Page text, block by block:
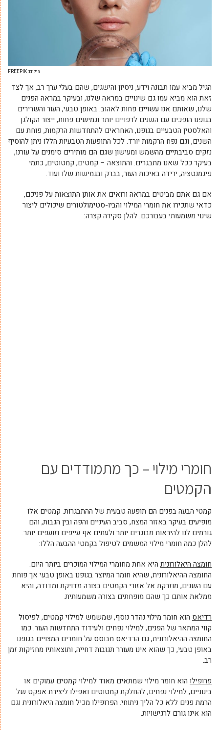
צילום: FREEPIK
הגיל מביא עמו תבונה וידע, ניסיון והישגים, שהם בעלי ערך רב, אך לצד
זאת הוא מביא עמו גם שינויים במראה שלנו, ובעיקר במראה הפנים
שלנו, שאותם אנו עשויים פחות לאהוב. באופן טבעי, העור והשרירים
בגופנו הופכים עם השנים לרפויים יותר וגמישים פחות, ייצור הקולגן
והאלסטין הטבעיים בגופנו, האחראים להתחדשות הרקמות, פוחת עם
השנים, וגם נפח הרקמות יורד. לכל התופעות הטבעיות הללו ניתן להוסיף
נזקים סביבתיים מהשמש ומעישון שגם הם מותירים סימנים על עורנו,
בעיקר ככל שאנו מתבגרים. והתוצאה – קמטים, קמטוטים, כתמי
פיגמנטציה, ירידה באיכות העור, בברק ובגמישות שלו ועוד.
אם גם אתם מביטים במראה ורואים את אותן התוצאות על פניכם,
כדאי שתכירו את חומרי המילוי והביו-סטימולטורים שיכולים ליצור
שינוי משמעותי בעבורכם. להלן סקירה קצרה:
חומרי מילוי – כך מתמודדים עם
הקמטים
קמטי הבעה בפנים הם תופעה טבעית של ההתבגרות. קמטים אלו
מופיעים בעיקר באזור המצח, סביב העיניים והפה ובין הגבות, והם
גורמים לנו להיראות מבוגרים יותר ולעתים אף עייפים וזועפים יותר.
להלן כמה חומרי מילוי המשמים לטיפול בקמטי ההבעה הללו:
חומצה היאלורונית היא אחת מחומרי המילוי המוכרים ביותר היום.
החומצה ההיאלורונית, שהיא חומר המיוצר בגופנו באופן טבעי אך פוחת
עם השנים, מוזרקת אל אזורי הקמטים בצורה מדויקת ומדודה, והיא
ממלאת אותם כך שהם מופחתים בצורה משמעותית.
רדיאס הוא חומר מילוי נהדר נוסף, שמשמש למילוי קמטים, לפיסול
קווי המתאר של הפנים, למילוי נפחים ולעידוד התחדשות העור. כמו
החומצה ההיאלורונית, גם הרדיאס מבוסס על חומרים המצויים בגופנו
באופן טבעי, כך שהוא אינו מעורר תגובות דחייה, ותוצאותיו מחזיקות זמן
רב.
פרופילו הוא חומר מילוי שמתאים מאוד למילוי קמטים עמוקים או
בינוניים, למילוי נפחים, להחלקת קמטוטים ואפילו ליצירת אפקט של
הרמת פנים ללא כל הליך ניתוחי. הפרופילו מכיל חומצה היאלורונית וגם
הוא אינו גורם לרגישויות.